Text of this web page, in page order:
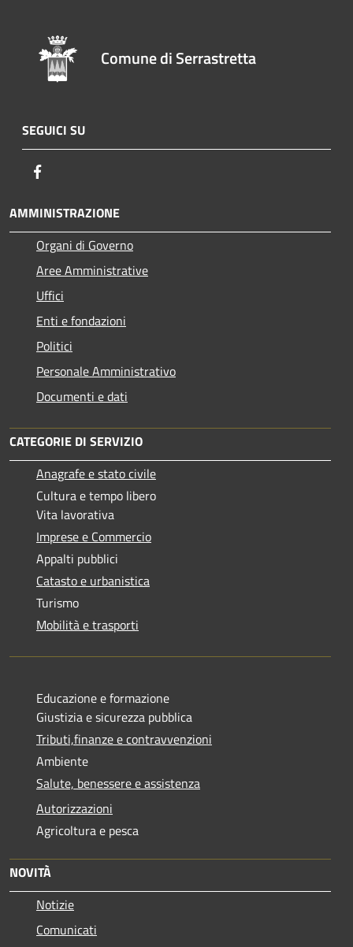
Comune di Serrastretta
SEGUICI SU
AMMINISTRAZIONE
Organi di Governo
Aree Amministrative
Uffici
Enti e fondazioni
Politici
Personale Amministrativo
Documenti e dati
CATEGORIE DI SERVIZIO
Anagrafe e stato civile
Cultura e tempo libero
Vita lavorativa
Imprese e Commercio
Appalti pubblici
Catasto e urbanistica
Turismo
Mobilità e trasporti
Educazione e formazione
Giustizia e sicurezza pubblica
Tributi,finanze e contravvenzioni
Ambiente
Salute, benessere e assistenza
Autorizzazioni
Agricoltura e pesca
NOVITÀ
Notizie
Comunicati